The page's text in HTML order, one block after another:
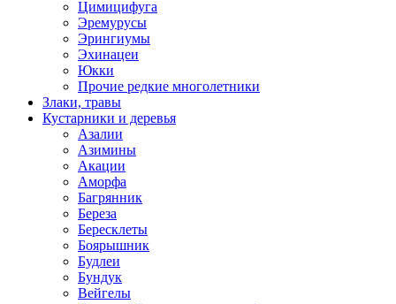
Цимицифуга
Эремурусы
Эрингиумы
Эхинацеи
Юкки
Прочие редкие многолетники
Злаки, травы
Кустарники и деревья
Азалии
Азимины
Акации
Аморфа
Багрянник
Береза
Бересклеты
Боярышник
Будлеи
Бундук
Вейгелы